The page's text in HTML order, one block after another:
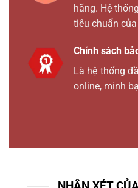
hãng. Hệ
tiêu chuẩn
Chính sách
Là hệ thống
online, minh